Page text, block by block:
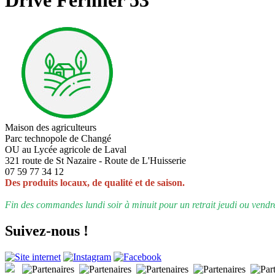
Maison des agriculteurs
Parc technopole de Changé
OU au Lycée agricole de Laval
321 route de St Nazaire - Route de L'Huisserie
07 59 77 34 12
Des produits locaux, de qualité et de saison.
Fin des commandes lundi soir à minuit pour un retrait jeudi ou
Suivez-nous !